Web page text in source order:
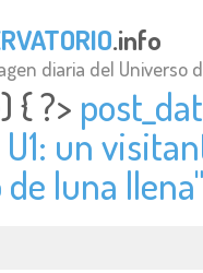
.info
diaria del Universo
{ ?>
U1: un
de luna